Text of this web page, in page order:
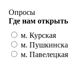
Опросы
Где нам
м. Курская
м.
м. Павелецкая